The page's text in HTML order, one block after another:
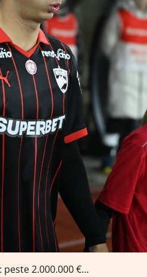
2.000.000 €…